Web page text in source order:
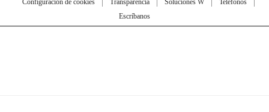
Configuración de cookies
Transparencia Soluciones W
Teléfonos
Escríbanos